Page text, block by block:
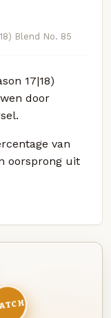
Blend No. 85
17|18)
door
van
oorsprong uit